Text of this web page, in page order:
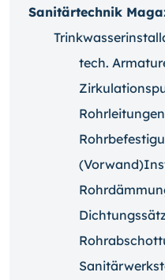
Sanitärtechnik
tech.
Rohrleitungen